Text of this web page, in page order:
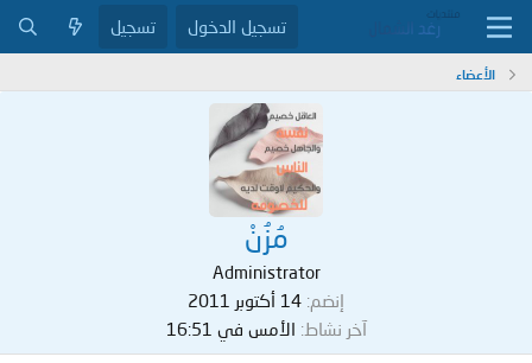
تسجيل الدخول تسجيل
الأعضاء
مُزُنْ
Administrator
إنضم 14 أكتوبر 2011
آخر نشاط الأمس في 16:51